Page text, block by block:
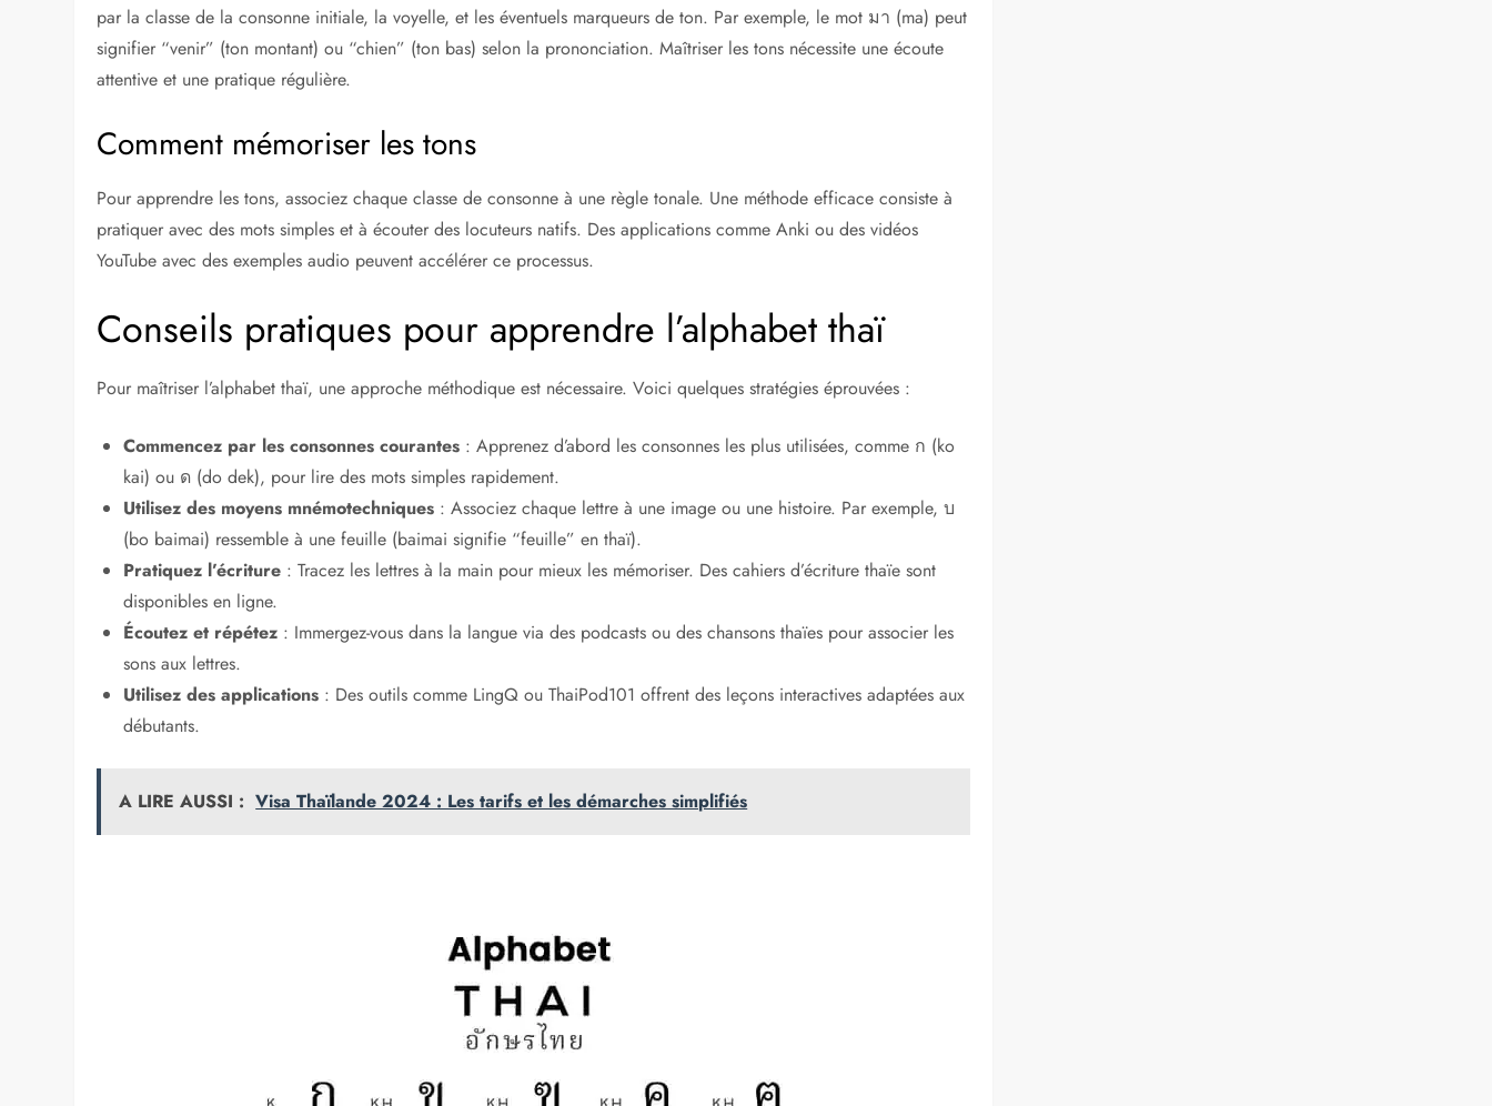
par la classe de la consonne initiale, la voyelle, et les éventuels marqueurs de ton. Par exemple, le mot มา (ma) peut
signifier “venir” (ton montant) ou “chien” (ton bas) selon la prononciation. Maîtriser les tons nécessite une écoute
attentive et une pratique régulière.
Comment mémoriser les tons
Pour apprendre les tons, associez chaque classe de consonne à une règle tonale. Une méthode efficace consiste à
pratiquer avec des mots simples et à écouter des locuteurs natifs. Des applications comme Anki ou des vidéos
YouTube avec des exemples audio peuvent accélérer ce processus.
Conseils pratiques pour apprendre l’alphabet thaï
Pour maîtriser l’alphabet thaï, une approche méthodique est nécessaire. Voici quelques stratégies éprouvées :
Commencez par les consonnes courantes : Apprenez d’abord les consonnes les plus utilisées, comme ก (ko
kai) ou ด (do dek), pour lire des mots simples rapidement.
Utilisez des moyens mnémotechniques : Associez chaque lettre à une image ou une histoire. Par exemple, บ
(bo baimai) ressemble à une feuille (baimai signifie “feuille” en thaï).
Pratiquez l’écriture : Tracez les lettres à la main pour mieux les mémoriser. Des cahiers d’écriture thaïe sont
disponibles en ligne.
Écoutez et répétez : Immergez-vous dans la langue via des podcasts ou des chansons thaïes pour associer les
sons aux lettres.
Utilisez des applications : Des outils comme LingQ ou ThaiPod101 offrent des leçons interactives adaptées aux
débutants.
A LIRE AUSSI : Visa Thaïlande 2024 : Les tarifs et les démarches simplifiés